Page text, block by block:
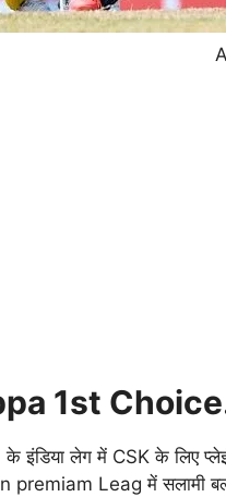
1st
के इंडिया लेग में CSK के लिए
Leag में सलामी